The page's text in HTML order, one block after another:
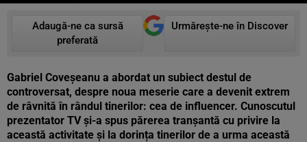
Adaugă-ne ca sursă
preferată
Urmărește-ne în Discover
Gabriel Coveșeanu a abordat un subiect destul de
controversat, despre noua meserie care a devenit extrem
de râvnită în rândul tinerilor: cea de influencer. Cunoscutul
prezentator TV și-a spus părerea tranșantă cu privire la
această activitate și la dorința tinerilor de a urma această